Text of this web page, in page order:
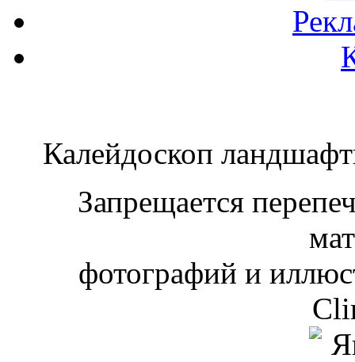
Калейдоскоп
Запрещается
фотографий и